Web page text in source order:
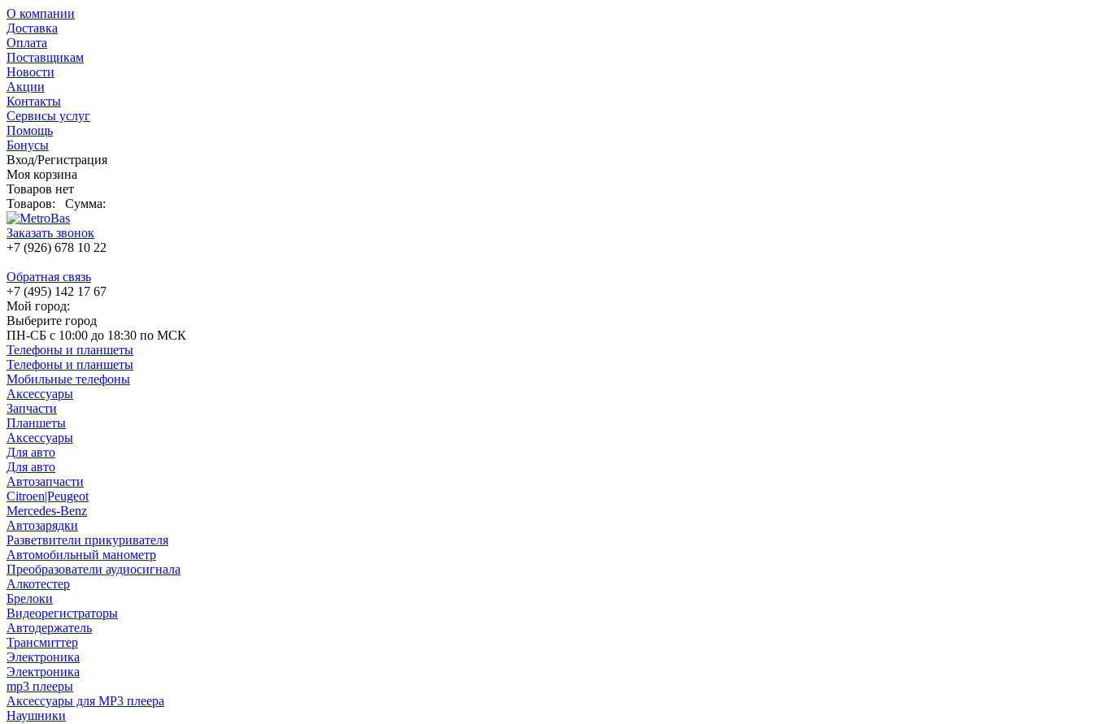
О компании
Доставка
Оплата
Поставщикам
Новости
Акции
Контакты
Сервисы услуг
Помощь
Бонусы
Вход/Регистрация
Моя корзина
Товаров нет
Товаров:
Сумма:
Заказать звонок
+7 (926) 678 10 22
Обратная связь
+7 (495) 142 17 67
Мой город:
Выберите город
ПН-СБ с 10:00 до 18:30 по МСК
Телефоны и планшеты
Телефоны и планшеты
Мобильные телефоны
Аксессуары
Запчасти
Планшеты
Аксессуары
Для авто
Для авто
Автозапчасти
Citroen|Peugeot
Mercedes-Benz
Автозарядки
Разветвители прикуривателя
Автомобильный манометр
Преобразователи аудиосигнала
Алкотестер
Брелоки
Видеорегистраторы
Автодержатель
Трансмиттер
Электроника
Электроника
mp3 плееры
Аксессуары для MP3 плеера
Наушники